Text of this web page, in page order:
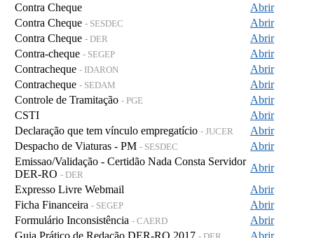
Contra Cheque
Abrir
Contra Cheque - SESDEC
Abrir
Contra Cheque - DER
Abrir
Contra-cheque - SEGEP
Abrir
Contracheque - IDARON
Abrir
Contracheque - SEDAM
Abrir
Controle de Tramitação - PGE
Abrir
CSTI
Abrir
Declaração que tem vínculo empregatício - JUCER
Abrir
Despacho de Viaturas - PM - SESDEC
Abrir
Emissao/Validação - Certidão Nada Consta Servidor
DER-RO - DER
Abrir
Expresso Livre Webmail
Abrir
Ficha Financeira - SEGEP
Abrir
Formulário Inconsistência - CAERD
Abrir